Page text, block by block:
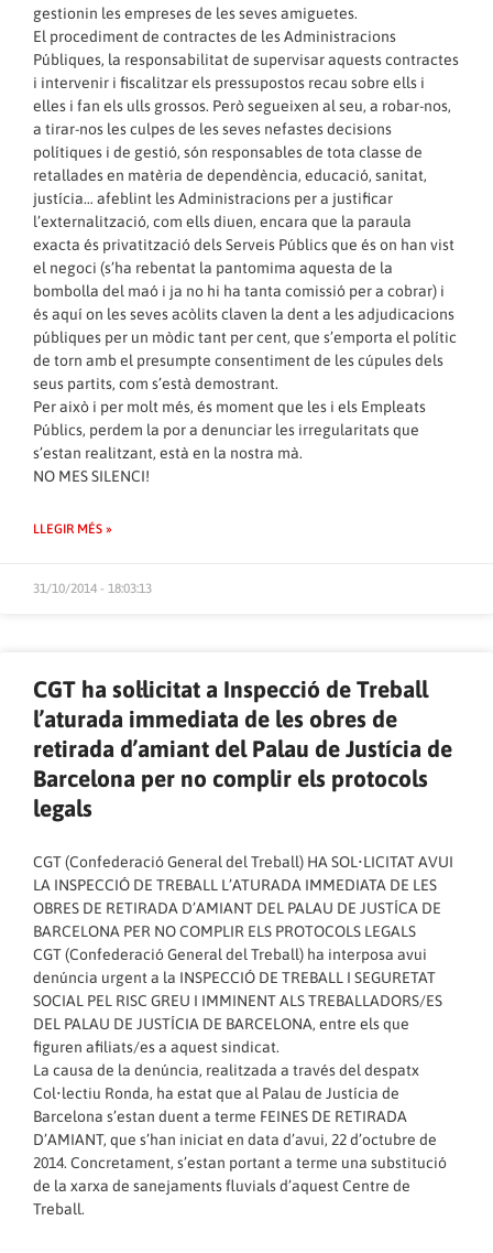
gestionin les empreses de les seves amiguetes.
El procediment de contractes de les Administracions
Públiques, la responsabilitat de supervisar aquests contractes
i intervenir i fiscalitzar els pressupostos recau sobre ells i
elles i fan els ulls grossos. Però segueixen al seu, a robar-nos,
a tirar-nos les culpes de les seves nefastes decisions
polítiques i de gestió, són responsables de tota classe de
retallades en matèria de dependència, educació, sanitat,
justícia… afeblint les Administracions per a justificar
l’externalització, com ells diuen, encara que la paraula
exacta és privatització dels Serveis Públics que és on han vist
el negoci (s’ha rebentat la pantomima aquesta de la
bombolla del maó i ja no hi ha tanta comissió per a cobrar) i
és aquí on les seves acòlits claven la dent a les adjudicacions
públiques per un mòdic tant per cent, que s’emporta el polític
de torn amb el presumpte consentiment de les cúpules dels
seus partits, com s’està demostrant.
Per això i per molt més, és moment que les i els Empleats
Públics, perdem la por a denunciar les irregularitats que
s’estan realitzant, està en la nostra mà.
NO MES SILENCI!
LLEGIR MÉS »
31/10/2014 - 18:03:13
CGT ha sol·licitat a Inspecció de Treball
l’aturada immediata de les obres de
retirada d’amiant del Palau de Justícia de
Barcelona per no complir els protocols
legals
CGT (Confederació General del Treball) HA SOL•LICITAT AVUI
LA INSPECCIÓ DE TREBALL L’ATURADA IMMEDIATA DE LES
OBRES DE RETIRADA D’AMIANT DEL PALAU DE JUSTÍCA DE
BARCELONA PER NO COMPLIR ELS PROTOCOLS LEGALS
CGT (Confederació General del Treball) ha interposa avui
denúncia urgent a la INSPECCIÓ DE TREBALL I SEGURETAT
SOCIAL PEL RISC GREU I IMMINENT ALS TREBALLADORS/ES
DEL PALAU DE JUSTÍCIA DE BARCELONA, entre els que
figuren afiliats/es a aquest sindicat.
La causa de la denúncia, realitzada a través del despatx
Col•lectiu Ronda, ha estat que al Palau de Justícia de
Barcelona s’estan duent a terme FEINES DE RETIRADA
D’AMIANT, que s’han iniciat en data d’avui, 22 d’octubre de
2014. Concretament, s’estan portant a terme una substitució
de la xarxa de sanejaments fluvials d’aquest Centre de
Treball.